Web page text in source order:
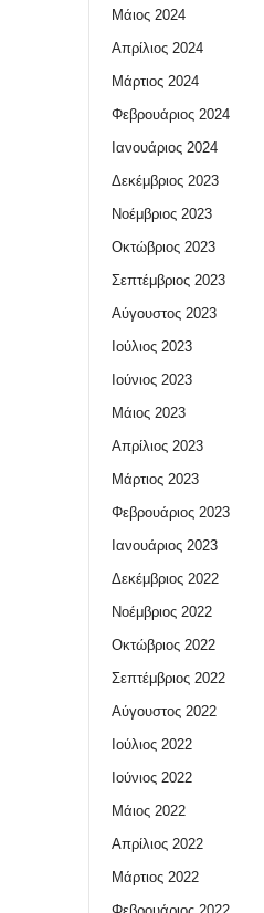
Μάιος 2024
Απρίλιος 2024
Μάρτιος 2024
Φεβρουάριος 2024
Ιανουάριος 2024
Δεκέμβριος 2023
Νοέμβριος 2023
Οκτώβριος 2023
Σεπτέμβριος 2023
Αύγουστος 2023
Ιούλιος 2023
Ιούνιος 2023
Μάιος 2023
Απρίλιος 2023
Μάρτιος 2023
Φεβρουάριος 2023
Ιανουάριος 2023
Δεκέμβριος 2022
Νοέμβριος 2022
Οκτώβριος 2022
Σεπτέμβριος 2022
Αύγουστος 2022
Ιούλιος 2022
Ιούνιος 2022
Μάιος 2022
Απρίλιος 2022
Μάρτιος 2022